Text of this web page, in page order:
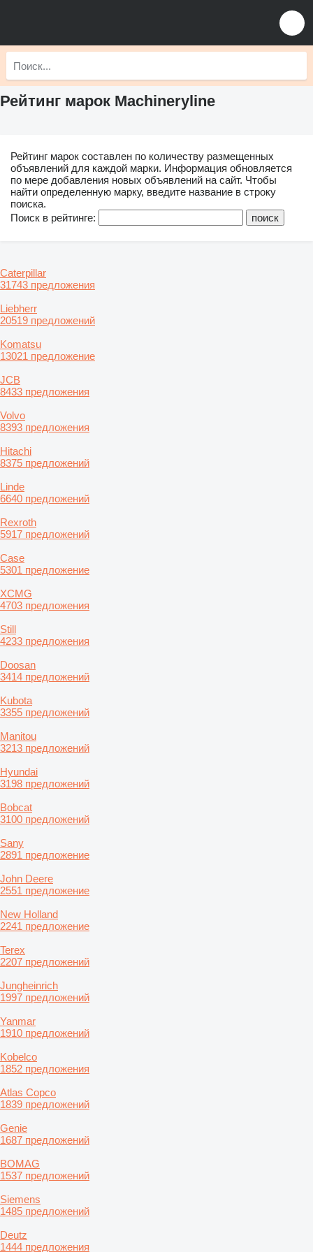
Рейтинг марок Machineryline
Рейтинг марок составлен по количеству размещенных
объявлений для каждой марки. Информация обновляется
по мере добавления новых объявлений на сайт. Чтобы
найти определенную марку, введите название в строку
поиска.
Поиск в рейтинге:
Caterpillar
31743 предложения
Liebherr
20519 предложений
Komatsu
13021 предложение
JCB
8433 предложения
Volvo
8393 предложения
Hitachi
8375 предложений
Linde
6640 предложений
Rexroth
5917 предложений
Case
5301 предложение
XCMG
4703 предложения
Still
4233 предложения
Doosan
3414 предложений
Kubota
3355 предложений
Manitou
3213 предложений
Hyundai
3198 предложений
Bobcat
3100 предложений
Sany
2891 предложение
John Deere
2551 предложение
New Holland
2241 предложение
Terex
2207 предложений
Jungheinrich
1997 предложений
Yanmar
1910 предложений
Kobelco
1852 предложения
Atlas Copco
1839 предложений
Genie
1687 предложений
BOMAG
1537 предложений
Siemens
1485 предложений
Deutz
1444 предложения